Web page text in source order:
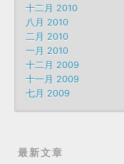
十二月 2010
八月 2010
二月 2010
一月 2010
十二月 2009
十一月 2009
七月 2009
最新文章